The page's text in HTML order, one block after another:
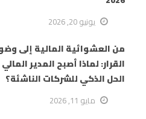
يونيو 20, 2026
من العشوائية المالية إلى
القرار: لماذا أصبح المدير
الحل الذكي للشركات الناشئة؟
مايو 11, 2026